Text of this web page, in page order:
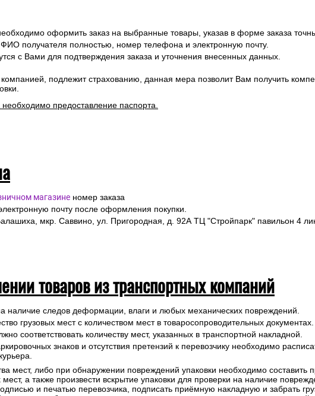
оформить заказ на выбранные товары, указав в форме заказа
получателя полностью, номер телефона и электронную почту.
с Вами для подтверждения заказа и уточнения внесенных данных.
подлежит страхованию, данная мера позволит Вам получить
предоставление паспорта.
магазине номер заказа
почту после оформления покупки.
мкр. Саввино, ул. Пригородная, д. 92А ТЦ "Стройпарк" павильон 4
товаров из транспортных компаний
наличие следов деформации, влаги и любых механических повреждений.
грузовых мест с количеством мест в товаросопроводительных документах.
соответствовать количеству мест, указанных в транспортной накладной.
знаков и отсутствия претензий к перевозчику необходимо
мест, либо при обнаружении повреждений упаковки необходимо составить
а также произвести вскрытие упаковки для проверки на наличие
и печатью перевозчика, подписать приёмную накладную и забрать